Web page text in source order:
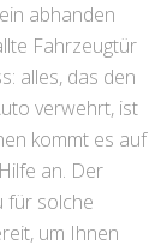
abhanden
Fahrzeugtür
alles, das den
verwehrt, ist
kommt es auf
an. Der
für solche
um Ihnen